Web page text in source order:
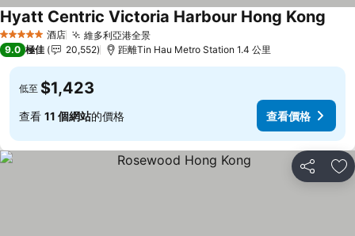
5 星級 酒店 維多利亞港全景
Hyatt Centric Victoria Harbour Hong Kong
9.0 極佳 20,552 距離Tin Hau Metro Station 1.4 公里
低至 $1,423
查看 11 個網站的價格 查看價格
分享 放